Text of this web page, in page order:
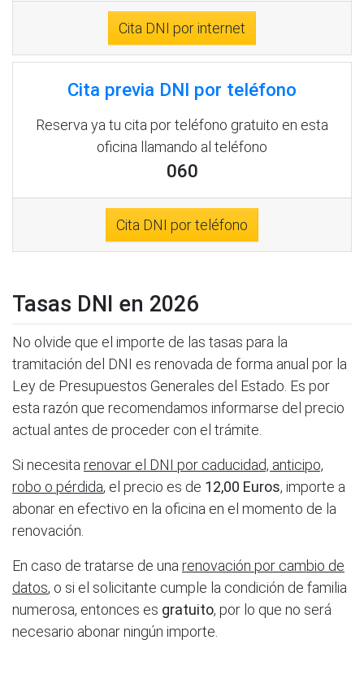
Cita DNI por internet
Cita previa DNI por teléfono
Reserva ya tu cita por teléfono gratuito en esta
oficina llamando al teléfono
060
Cita DNI por teléfono
Tasas DNI en 2026
No olvide que el importe de las tasas para la
tramitación del DNI es renovada de forma anual por la
Ley de Presupuestos Generales del Estado. Es por
esta razón que recomendamos informarse del precio
actual antes de proceder con el trámite.
Si necesita renovar el DNI por caducidad, anticipo,
robo o pérdida, el precio es de 12,00 Euros, importe a
abonar en efectivo en la oficina en el momento de la
renovación.
En caso de tratarse de una renovación por cambio de
datos, o si el solicitante cumple la condición de familia
numerosa, entonces es gratuito, por lo que no será
necesario abonar ningún importe.